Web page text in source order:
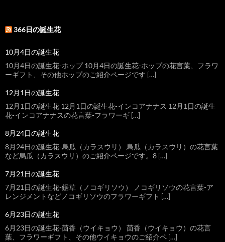
366日の誕生花
10月4日の誕生花
10月4日の誕生花-ホップ 10月4日の誕生花-ホップの花言葉、フラワ
ーギフト、その他ホップのご紹介ページです […]
12月1日の誕生花
12月1日の誕生花 12月1日の誕生花-インコアナナス 12月1日の誕生
花-インコアナナスの花言葉-フラワーギ […]
8月24日の誕生花
8月24日の誕生花-烏瓜（カラスウリ） 烏瓜（カラスウリ）の花言葉
など烏瓜（カラスウリ）のご紹介ページです。8 […]
7月21日の誕生花
7月21日の誕生花-鋸草（ノコギリソウ） ノコギリソウの花言葉-ア
レンジメントなどノコギリソウのフラワーギフト […]
6月23日の誕生花
6月23日の誕生花-茴香（ウイキョウ） 茴香（ウイキョウ）の花言
葉、フラワーギフト、その他ウイキョウのご紹介ペ […]